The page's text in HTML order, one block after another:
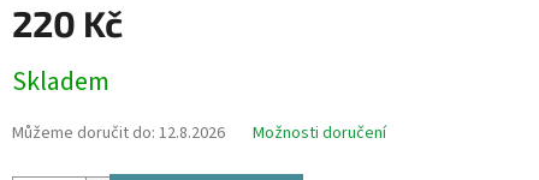
220 Kč
cena:
Skladem
Můžeme doručit do: 12.8.2026 Možnosti doručení